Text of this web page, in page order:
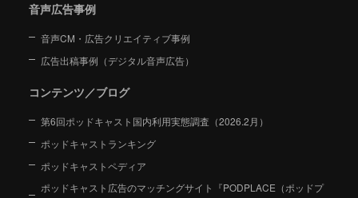
音声広告事例
音声CM・広告クリエイティブ事例
広告出稿事例（デジタル音声広告）
コンテンツ／ブログ
第6回ポッドキャスト国内利用実態調査（2026.2月）
ポッドキャストランキング
ポッドキャストペディア
ポッドキャスト広告のマッチングサイト『PODPLACE（ポッドプ